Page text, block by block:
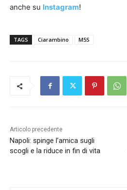
anche su Instagram!
TAGS Ciarambino M5S
Articolo precedente
Napoli: spinge l’amica sugli
scogli e la riduce in fin di vita